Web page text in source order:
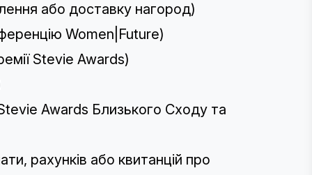
або доставку нагород)
Women|Future)
Stevie Awards)
Awards Близького Сходу та
рахунків або квитанцій про